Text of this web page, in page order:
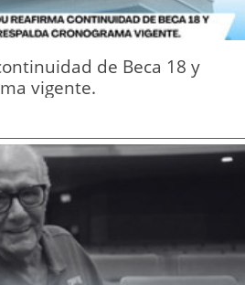
de Beca 18 y
vigente.